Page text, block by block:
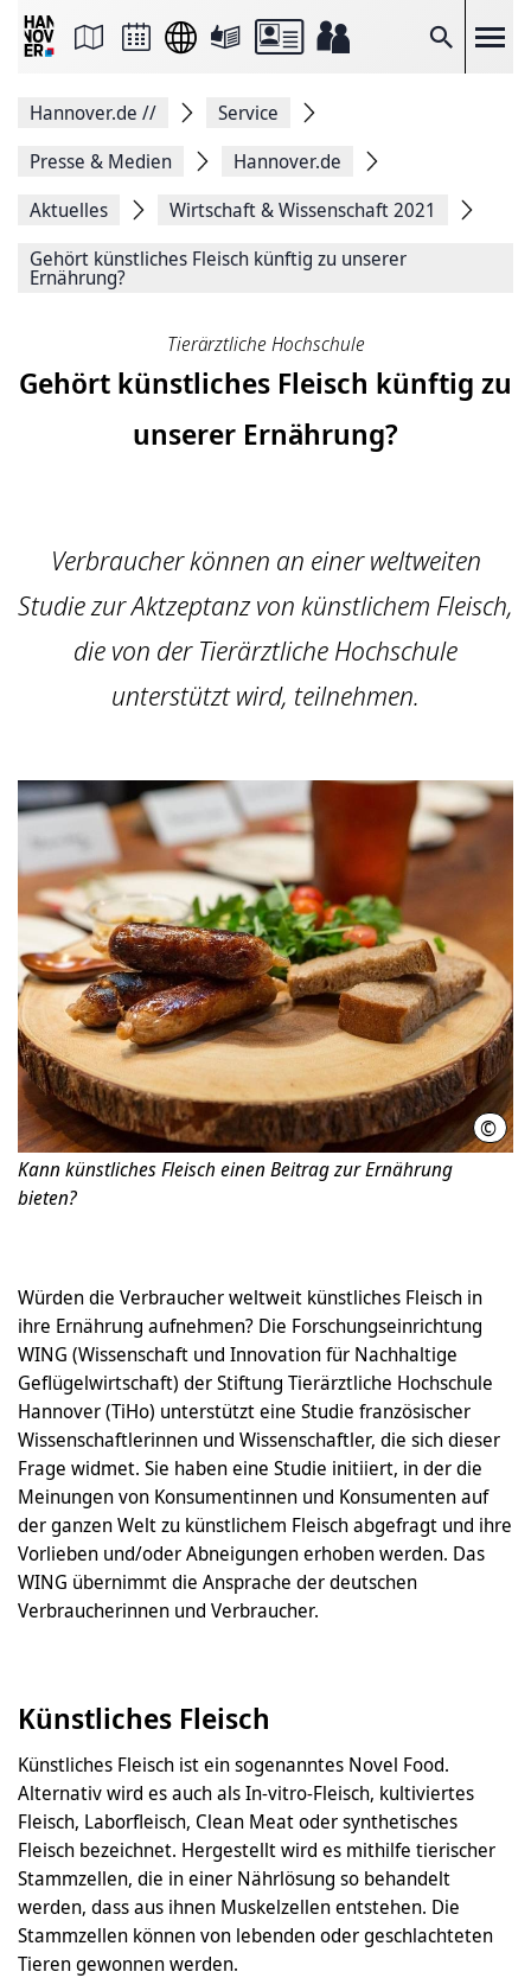
Suche
Seite
Facebook
teilen
Seitenlink
Seite
Drucken
Hannover.de //
Service
Presse & Medien
Hannover.de
Aktuelles
Wirtschaft & Wissenschaft 2021
Gehört künstliches Fleisch künftig zu unserer
Ernährung?
Tierärztliche Hochschule
Gehört künstliches Fleisch künftig zu
unserer Ernährung?
Verbraucher können an einer weltweiten
Studie zur Aktzeptanz von künstlichem Fleisch,
die von der Tierärztliche Hochschule
unterstützt wird, teilnehmen.
©
Kann künstliches Fleisch einen Beitrag zur Ernährung
bieten?
Würden die Verbraucher weltweit künstliches Fleisch in
ihre Ernährung aufnehmen? Die Forschungseinrichtung
WING (Wissenschaft und Innovation für Nachhaltige
Geflügelwirtschaft) der Stiftung Tierärztliche Hochschule
Hannover (TiHo) unterstützt eine Studie französischer
Wissenschaftlerinnen und Wissenschaftler, die sich dieser
Frage widmet. Sie haben eine Studie initiiert, in der die
Meinungen von Konsumentinnen und Konsumenten auf
der ganzen Welt zu künstlichem Fleisch abgefragt und ihre
Vorlieben und/oder Abneigungen erhoben werden. Das
WING übernimmt die Ansprache der deutschen
Verbraucherinnen und Verbraucher.
Künstliches Fleisch
Künstliches Fleisch ist ein sogenanntes Novel Food.
Alternativ wird es auch als In-vitro-Fleisch, kultiviertes
Fleisch, Laborfleisch, Clean Meat oder synthetisches
Fleisch bezeichnet. Hergestellt wird es mithilfe tierischer
Stammzellen, die in einer Nährlösung so behandelt
werden, dass aus ihnen Muskelzellen entstehen. Die
Stammzellen können von lebenden oder geschlachteten
Tieren gewonnen werden.